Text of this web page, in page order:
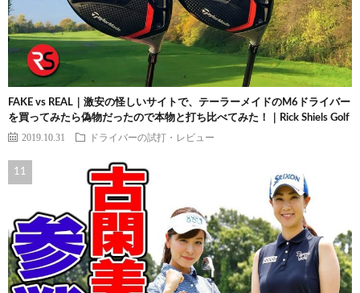
FAKE vs REAL｜激安の怪しいサイトで、テーラーメイドのM6ドライバー
を買ってみたら偽物だったので本物と打ち比べてみた！｜Rick Shiels Golf
2019.10.31 ドライバーの試打・レビュー